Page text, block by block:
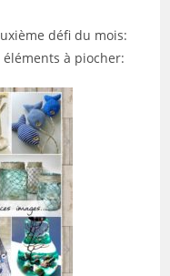
défi du mois:
à piocher: